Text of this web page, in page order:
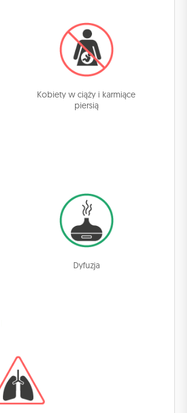
Kobiety w ciąży i karmiące
piersią
Dyfuzja